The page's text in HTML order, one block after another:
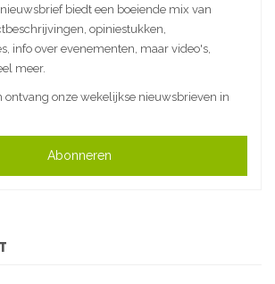
biedt een boeiende mix van
opiniestukken,
info over evenementen, maar video's,
meer.
ontvang onze wekelijkse nieuwsbrieven in
Abonneren